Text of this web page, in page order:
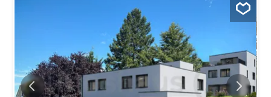
Essbereich sowie die grossen Fensterflächen schaffen
eine helle, offene Wohnatmosphäre zum Wohlfühlen.
Dieses terrassierte Doppeleinfamilienhaus bietet Ihnen
zahlreiche weitere Vorteile: Neubauprojekt in
Massivbauweise zum optimalen Preis-/
Leistungsverhältnis Helle, lichtdurchflutete Räume
Optimaler Grundriss, der das Haus in ein wahres
Raumwunder verwandelt und individuell anpassbar ist.